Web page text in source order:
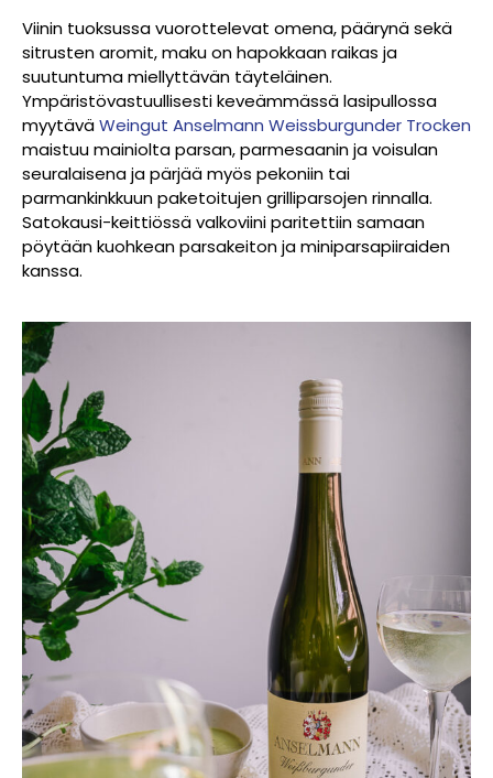
Viinin tuoksussa vuorottelevat omena, päärynä sekä
sitrusten aromit, maku on hapokkaan raikas ja
suutuntuma miellyttävän täyteläinen.
Ympäristövastuullisesti keveämmässä lasipullossa
myytäväWeingut Anselmann Weissburgunder Trocken
maistuu mainiolta parsan, parmesaanin ja voisulan
seuralaisena ja pärjää myös pekoniin tai
parmankinkkuun paketoitujen grilliparsojen rinnalla.
Satokausi-keittiössä valkoviini paritettiin samaan
pöytään kuohkean parsakeiton ja miniparsapiiraiden
kanssa.